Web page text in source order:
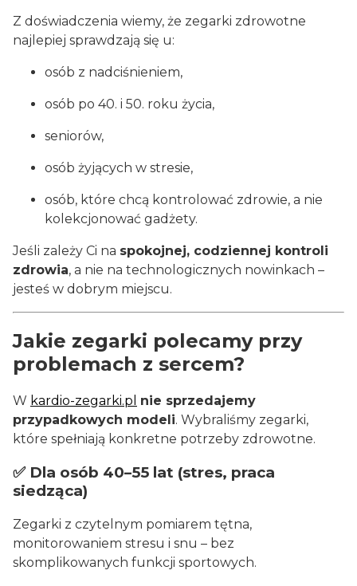
Z doświadczenia wiemy, że zegarki zdrowotne
najlepiej sprawdzają się u:
osób z nadciśnieniem,
osób po 40. i 50. roku życia,
seniorów,
osób żyjących w stresie,
osób, które chcą kontrolować zdrowie, a nie
kolekcjonować gadżety.
Jeśli zależy Ci na spokojnej, codziennej kontroli
zdrowia, a nie na technologicznych nowinkach –
jesteś w dobrym miejscu.
Jakie zegarki polecamy przy
problemach z sercem?
W kardio-zegarki.pl nie sprzedajemy
przypadkowych modeli. Wybraliśmy zegarki,
które spełniają konkretne potrzeby zdrowotne.
✅ Dla osób 40–55 lat (stres, praca
siedząca)
Zegarki z czytelnym pomiarem tętna,
monitorowaniem stresu i snu – bez
skomplikowanych funkcji sportowych.